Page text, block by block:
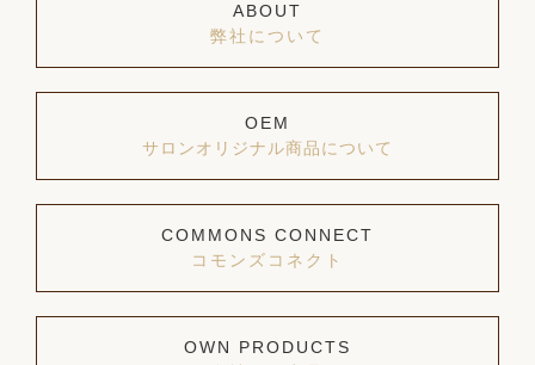
ABOUT
弊社について
OEM
サロンオリジナル商品について
COMMONS CONNECT
コモンズコネクト
OWN PRODUCTS